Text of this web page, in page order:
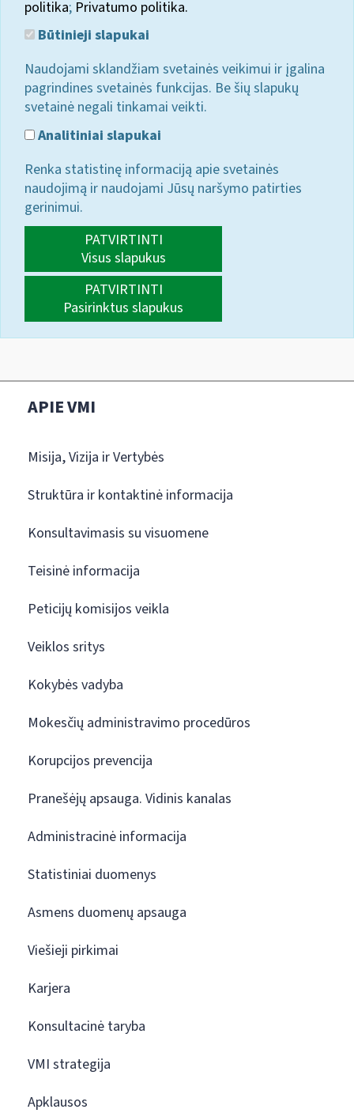
politika; Privatumo politika.
Būtinieji slapukai
Naudojami sklandžiam svetainės veikimui ir įgalina
pagrindines svetainės funkcijas. Be šių slapukų
svetainė negali tinkamai veikti.
Analitiniai slapukai
Renka statistinę informaciją apie svetainės
naudojimą ir naudojami Jūsų naršymo patirties
gerinimui.
PATVIRTINTI
Visus slapukus
PATVIRTINTI
Pasirinktus slapukus
APIE VMI
Misija, Vizija ir Vertybės
Struktūra ir kontaktinė informacija
Konsultavimasis su visuomene
Teisinė informacija
Peticijų komisijos veikla
Veiklos sritys
Kokybės vadyba
Mokesčių administravimo procedūros
Korupcijos prevencija
Pranešėjų apsauga. Vidinis kanalas
Administracinė informacija
Statistiniai duomenys
Asmens duomenų apsauga
Viešieji pirkimai
Karjera
Konsultacinė taryba
VMI strategija
Apklausos